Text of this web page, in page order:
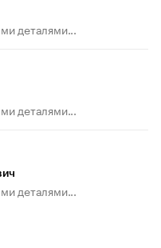
деталями...
деталями...
деталями...